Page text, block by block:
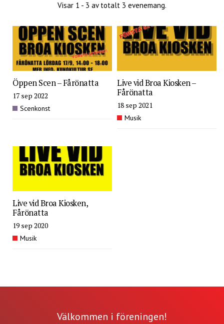
Visar 1 - 3 av totalt 3 evenemang.
Öppen Scen – Fårönatta
17 sep 2022
Scenkonst
Live vid Broa Kiosken –
Fårönatta
18 sep 2021
Musik
Live vid Broa Kiosken,
Fårönatta
19 sep 2020
Musik
Välkommen i föreningen!